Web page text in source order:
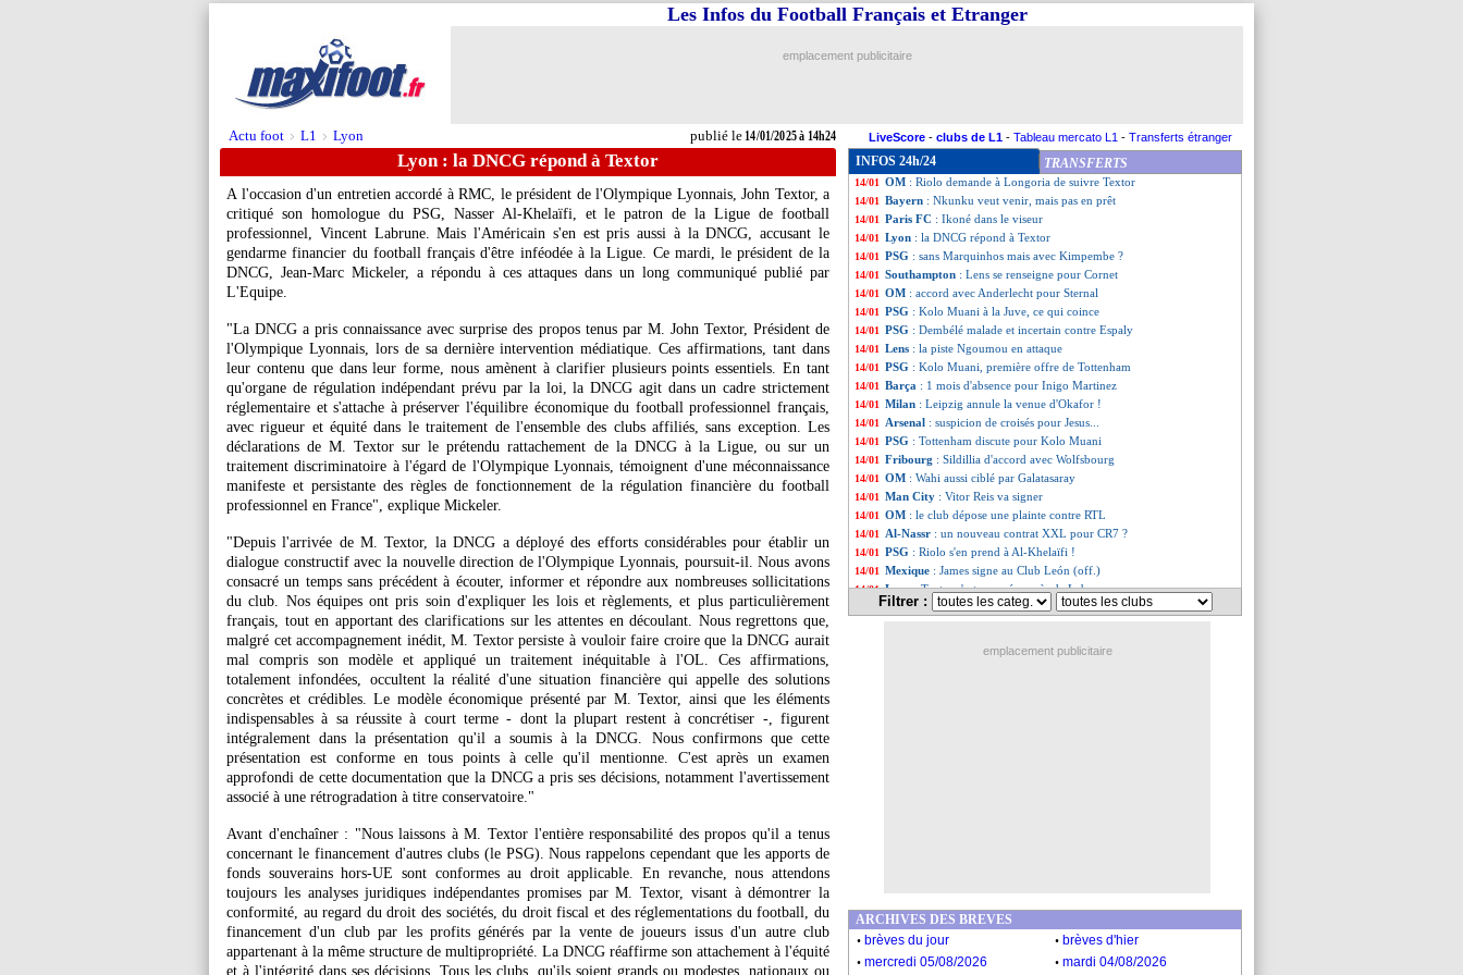
Actu foot > L1 > Lyon publié le14/01/2025 à 14h24
Les Infos du Football Français et Etranger
emplacement publicitaire
LiveScore - clubs de L1 - Tableau mercato L1 - Transferts étranger
Lyon : la DNCG répond à Textor
A l'occasion d'un entretien accordé à RMC, le président de l'Olympique Lyonnais, John Textor, a
critiqué son homologue du PSG, Nasser Al-Khelaïfi, et le patron de la Ligue de football
professionnel, Vincent Labrune. Mais l'Américain s'en est pris aussi à la DNCG, accusant le
gendarme financier du football français d'être inféodée à la Ligue. Ce mardi, le président de la
DNCG, Jean-Marc Mickeler, a répondu à ces attaques dans un long communiqué publié par
L'Equipe.
"La DNCG a pris connaissance avec surprise des propos tenus par M. John Textor, Président de
l'Olympique Lyonnais, lors de sa dernière intervention médiatique. Ces affirmations, tant dans
leur contenu que dans leur forme, nous amènent à clarifier plusieurs points essentiels. En tant
qu'organe de régulation indépendant prévu par la loi, la DNCG agit dans un cadre strictement
réglementaire et s'attache à préserver l'équilibre économique du football professionnel français,
avec rigueur et équité dans le traitement de l'ensemble des clubs affiliés, sans exception. Les
déclarations de M. Textor sur le prétendu rattachement de la DNCG à la Ligue, ou sur un
traitement discriminatoire à l'égard de l'Olympique Lyonnais, témoignent d'une méconnaissance
manifeste et persistante des règles de fonctionnement de la régulation financière du football
professionnel en France", explique Mickeler.
"Depuis l'arrivée de M. Textor, la DNCG a déployé des efforts considérables pour établir un
dialogue constructif avec la nouvelle direction de l'Olympique Lyonnais, poursuit-il. Nous avons
consacré un temps sans précédent à écouter, informer et répondre aux nombreuses sollicitations
du club. Nos équipes ont pris soin d'expliquer les lois et règlements, et plus particulièrement
français, tout en apportant des clarifications sur les attentes en découlant. Nous regrettons que,
malgré cet accompagnement inédit, M. Textor persiste à vouloir faire croire que la DNCG aurait
mal compris son modèle et appliqué un traitement inéquitable à l'OL. Ces affirmations,
totalement infondées, occultent la réalité d'une situation financière qui appelle des solutions
concrètes et crédibles. Le modèle économique présenté par M. Textor, ainsi que les éléments
indispensables à sa réussite à court terme - dont la plupart restent à concrétiser -, figurent
intégralement dans la présentation qu'il a soumis à la DNCG. Nous confirmons que cette
présentation est conforme en tous points à celle qu'il mentionne. C'est après un examen
approfondi de cette documentation que la DNCG a pris ses décisions, notamment l'avertissement
associé à une rétrogradation à titre conservatoire."
Avant d'enchaîner : "Nous laissons à M. Textor l'entière responsabilité des propos qu'il a tenus
concernant le financement d'autres clubs (le PSG). Nous rappelons cependant que les apports de
fonds souverains hors-UE sont conformes au droit applicable. En revanche, nous attendons
toujours les analyses juridiques indépendantes promises par M. Textor, visant à démontrer la
conformité, au regard du droit des sociétés, du droit fiscal et des réglementations du football, du
financement d'un club par les profits générés par la vente de joueurs issus d'un autre club
appartenant à la même structure de multipropriété. La DNCG réaffirme son attachement à l'équité
et à l'intégrité dans ses décisions. Tous les clubs, qu'ils soient grands ou modestes, nationaux ou
INFOS 24h/24 TRANSFERTS
14/01 Lens: un défenseur de Feyenoord ciblé
14/01 PSG
14/01 Barça: Laporta règle ses comptes
14/01 PSG: Luis Enrique évoque le mercato
14/01 OM : Riolo demande à Longoria de suivre Textor
14/01 Bayern : Nkunku veut venir, mais pas en prêt
14/01 Paris FC : Ikoné dans le viseur
14/01 Lyon : la DNCG répond à Textor
14/01 PSG : sans Marquinhos mais avec Kimpembe ?
14/01 Southampton : Lens se renseigne pour Cornet
14/01 OM : accord avec Anderlecht pour Sternal
14/01 PSG : Kolo Muani à la Juve, ce qui coince
14/01 PSG : Dembélé malade et incertain contre Espaly
14/01 Lens : la piste Ngoumou en attaque
14/01 PSG : Kolo Muani, première offre de Tottenham
14/01 Barça : 1 mois d'absence pour Inigo Martinez
14/01 Milan : Leipzig annule la venue d'Okafor !
14/01 Arsenal : suspicion de croisés pour Jesus...
14/01 PSG : Tottenham discute pour Kolo Muani
14/01 Fribourg : Sildillia d'accord avec Wolfsbourg
14/01 OM : Wahi aussi ciblé par Galatasaray
14/01 Man City : Vitor Reis va signer
14/01 OM : le club dépose une plainte contre RTL
14/01 Al-Nassr : un nouveau contrat XXL pour CR7 ?
14/01 PSG : Riolo s'en prend à Al-Khelaïfi !
14/01 Mexique : James signe au Club León (off.)
14/01 Lyon: Textor s'est excusé auprès de Labrune
14/01 Reims : Caillot prévient Elsner
Liste des brèves du dim. 12 janvier 2025
Filtrer :
emplacement publicitaire
ARCHIVES DES BREVES
. brèves du jour . brèves d'hier
. mercredi 05/08/2026 . mardi 04/08/2026